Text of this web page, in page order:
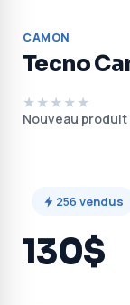
CAMON
Tecno
★★★★★
Nouveau produit
256 vendus
130$